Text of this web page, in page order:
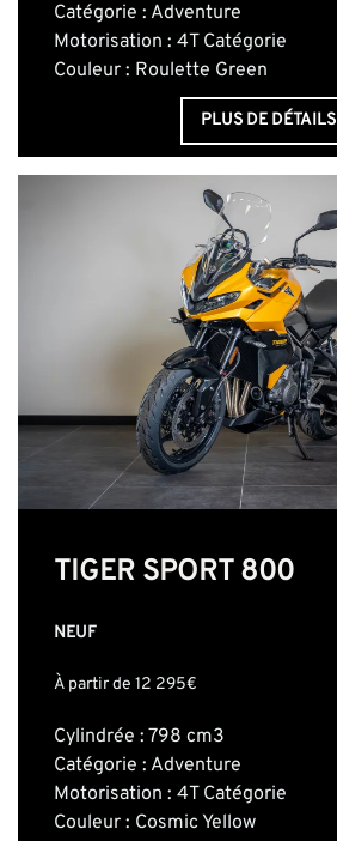
Catégorie : Adventure
Motorisation : 4T Catégorie
Couleur : Roulette Green
PLUS DE DÉTAILS
TIGER SPORT 800
NEUF
À partir de 12 295€
Cylindrée : 798 cm3
Catégorie : Adventure
Motorisation : 4T Catégorie
Couleur : Cosmic Yellow